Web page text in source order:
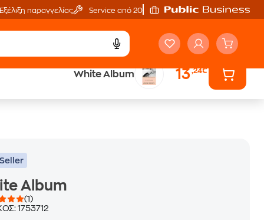
Εξέλιξη παραγγελίας Service από 20'
White Album 13,24€
Έλα στον κόσμο
Album
(1)
1753712